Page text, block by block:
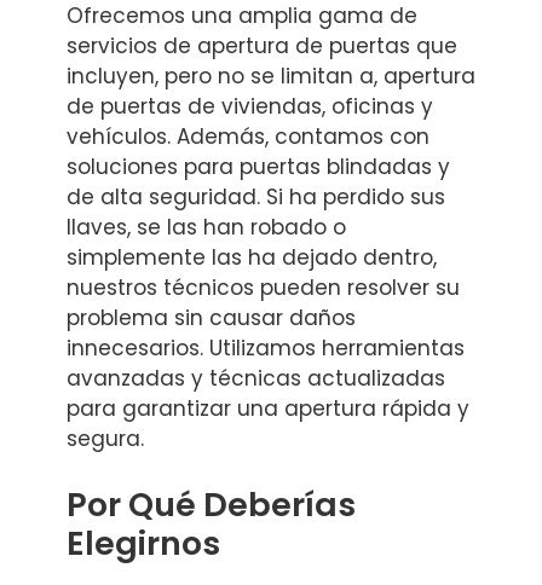
Ofrecemos una amplia gama de
servicios de apertura de puertas que
incluyen, pero no se limitan a, apertura
de puertas de viviendas, oficinas y
vehículos. Además, contamos con
soluciones para puertas blindadas y
de alta seguridad. Si ha perdido sus
llaves, se las han robado o
simplemente las ha dejado dentro,
nuestros técnicos pueden resolver su
problema sin causar daños
innecesarios. Utilizamos herramientas
avanzadas y técnicas actualizadas
para garantizar una apertura rápida y
segura.
Por Qué Deberías
Elegirnos